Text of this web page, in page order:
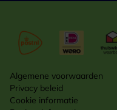
Algemene voorwaarden
Privacy beleid
Cookie informatie